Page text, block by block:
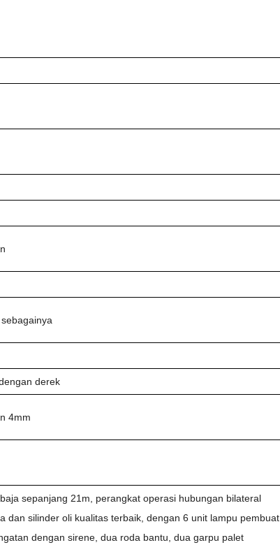
derek
4mm
sepanjang 21m, perangkat operasi hubungan bilateral
dan silinder oli kualitas terbaik, dengan 6 unit lampu pembuat
dengan sirene, dua roda bantu, dua garpu palet